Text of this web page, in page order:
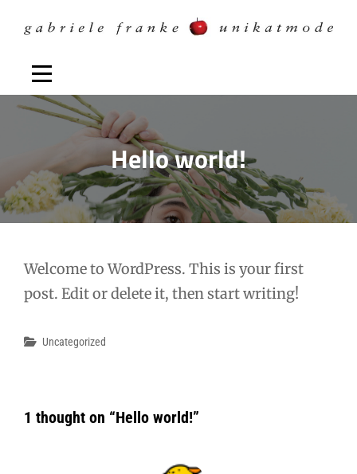
content
Hello world!
Welcome to WordPress. This is your first
post. Edit or delete it, then start writing!
Categories
Uncategorized
1 thought on “Hello world!”